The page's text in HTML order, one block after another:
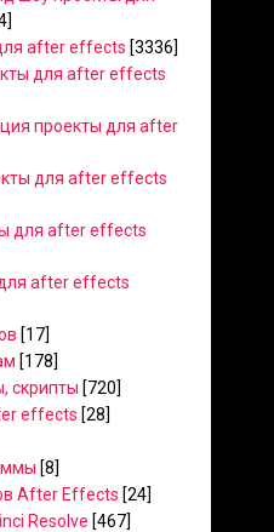
after effects [3336]
для after effects
проекты для after
для after effects
для after effects
after effects
[17]
[178]
скрипты [720]
effects [28]
[8]
After Effects [24]
Resolve [467]